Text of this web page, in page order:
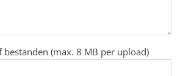
(max. 8 MB per upload)